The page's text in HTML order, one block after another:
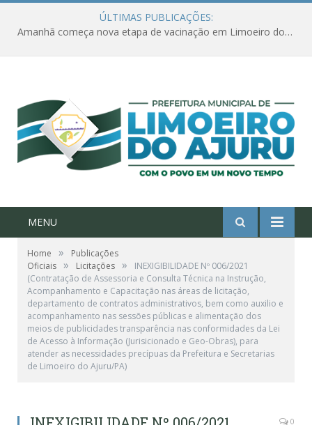
ÚLTIMAS PUBLICAÇÕES:
Amanhã começa nova etapa de vacinação em Limoeiro do Ajuru para idosos com 65 ou mais
MENU
Home »
Publicações
Oficiais » Licitações »
INEXIGIBILIDADE Nº 006/2021
(Contratação de Assessoria e Consulta Técnica na Instrução,
Acompanhamento e Capacitação nas áreas de licitação,
departamento de contratos administrativos, bem como auxilio e
acompanhamento nas sessões públicas e alimentação dos
meios de publicidades transparência nas conformidades da Lei
de Acesso à Informação (Jurisicionado e Geo-Obras), para
atender as necessidades precípuas da Prefeitura e Secretarias
de Limoeiro do Ajuru/PA)
0